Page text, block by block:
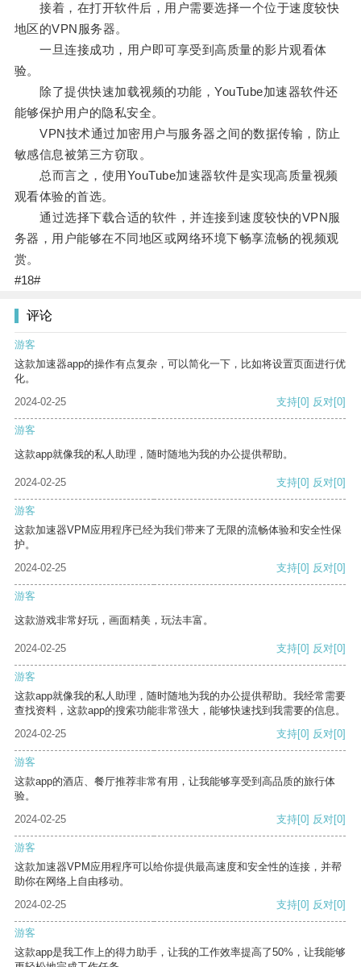
接着，在打开软件后，用户需要选择一个位于速度较快
地区的VPN服务器。
一旦连接成功，用户即可享受到高质量的影片观看体
验。
除了提供快速加载视频的功能，YouTube加速器软件还
能够保护用户的隐私安全。
VPN技术通过加密用户与服务器之间的数据传输，防止
敏感信息被第三方窃取。
总而言之，使用YouTube加速器软件是实现高质量视频
观看体验的首选。
通过选择下载合适的软件，并连接到速度较快的VPN服
务器，用户能够在不同地区或网络环境下畅享流畅的视频观
赏。
#18#
评论
游客
这款加速器app的操作有点复杂，可以简化一下，比如将设置页面进行优
化。
2024-02-25
支持[0] 反对[0]
游客
这款app就像我的私人助理，随时随地为我的办公提供帮助。
2024-02-25 支持[0] 反对[0]
游客
这款加速器VPM应用程序已经为我们带来了无限的流畅体验和安全性保
护。
2024-02-25
支持[0] 反对[0]
游客
这款游戏非常好玩，画面精美，玩法丰富。
2024-02-25 支持[0] 反对[0]
游客
这款app就像我的私人助理，随时随地为我的办公提供帮助。我经常需要
查找资料，这款app的搜索功能非常强大，能够快速找到我需要的信息。
2024-02-25
支持[0] 反对[0]
游客
这款app的酒店、餐厅推荐非常有用，让我能够享受到高品质的旅行体
验。
2024-02-25
支持[0] 反对[0]
游客
这款加速器VPM应用程序可以给你提供最高速度和安全性的连接，并帮
助你在网络上自由移动。
2024-02-25
支持[0] 反对[0]
游客
这款app是我工作上的得力助手，让我的工作效率提高了50%，让我能够